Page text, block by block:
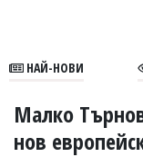
В
УКРАЙНА
НАЙ-НОВИ
Малко
нов